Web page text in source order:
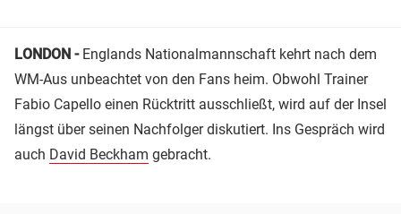
LONDON - Englands Nationalmannschaft kehrt nach dem
WM-Aus unbeachtet von den Fans heim. Obwohl Trainer
Fabio Capello einen Rücktritt ausschließt, wird auf der Insel
längst über seinen Nachfolger diskutiert. Ins Gespräch wird
auch David Beckham gebracht.